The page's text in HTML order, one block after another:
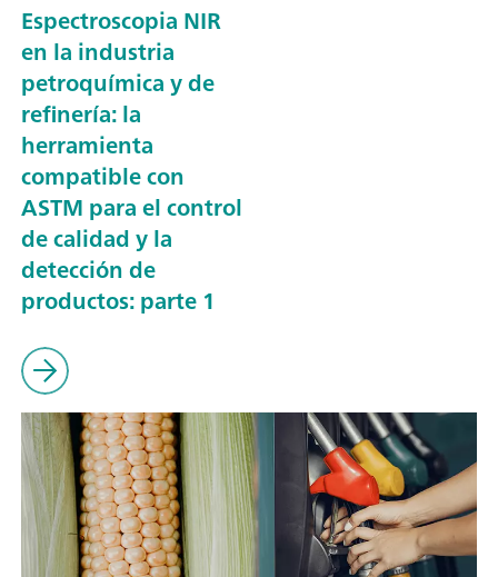
Espectroscopia NIR
en la industria
petroquímica y de
refinería: la
herramienta
compatible con
ASTM para el control
de calidad y la
detección de
productos: parte 1